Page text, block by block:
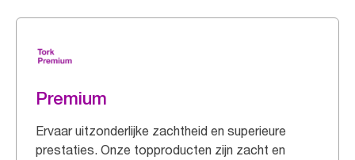
Premium
Ervaar uitzonderlijke zachtheid en superieure
prestaties. Onze topproducten zijn zacht en